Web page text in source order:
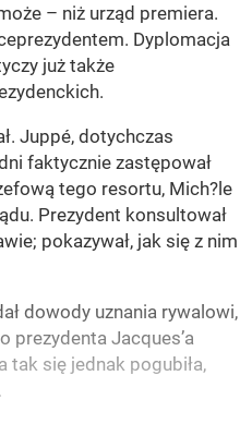
– niż urząd premiera.
Dyplomacja
już także
Juppé, dotychczas
faktycznie zastępował
tego resortu, Mich?le
Prezydent konsultował
pokazywał, jak się z nim
dowody uznania rywalowi,
prezydenta Jacques’a
tak się jednak pogubiła,